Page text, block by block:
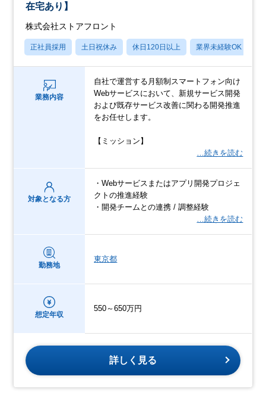
在宅あり】
株式会社ストアフロント
正社員採用 土日祝休み 休日120日以上 業界未経験OK
業務内容
自社で運営する月額制スマートフォン向け
Webサービスにおいて、新規サービス開発
および既存サービス改善に関わる開発推進
をお任せします。
【ミッション】
…続きを読む
対象となる方
・Webサービスまたはアプリ開発プロジェ
クトの推進経験
・開発チームとの連携 / 調整経験
…続きを読む
勤務地
東京都
想定年収
550～650万円
詳しく見る